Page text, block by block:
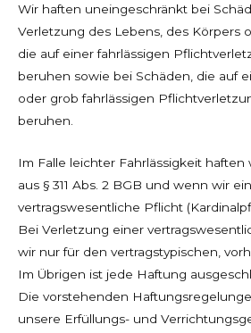
Wir haften uneingeschränkt bei
Verletzung des Lebens, des Körpers
die auf einer fahrlässigen
beruhen sowie bei Schäden, die auf
oder grob fahrlässigen
beruhen.
Im Falle leichter Fahrlässigkeit
aus § 311 Abs. 2 BGB und wenn wir
vertragswesentliche Pflicht
Bei Verletzung einer
wir nur für den vertragstypischen,
Im Übrigen ist jede Haftung
Die vorstehenden
unsere Erfüllungs- und